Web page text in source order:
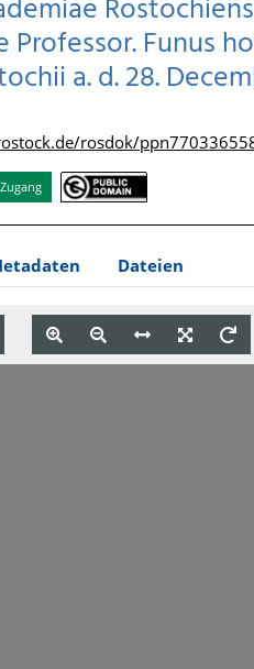
Professor. Funus
a. d. 28.
rosdok/
Zugang
Dateien